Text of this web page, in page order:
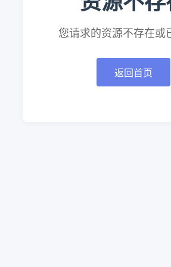
您请求的资源不存在或
返回首页